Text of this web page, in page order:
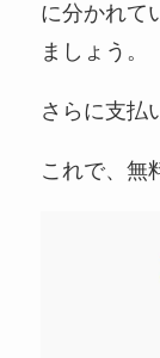
に分かれて
ましょう。
さらに支払
これで、無